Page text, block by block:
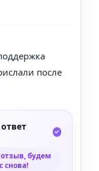
после
будем
снова!